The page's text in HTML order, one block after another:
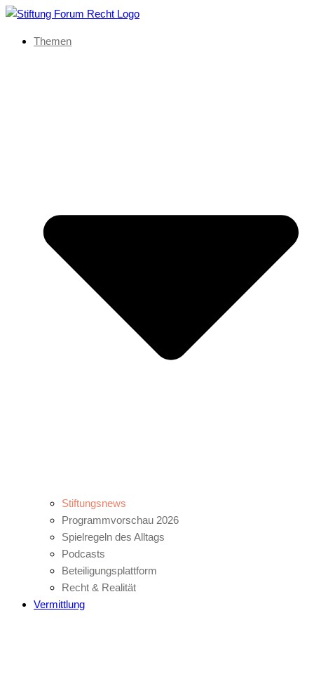
Themen
Stiftungsnews
Programmvorschau 2026
Spielregeln des Alltags
Podcasts
Beteiligungsplattform
Recht & Realität
Vermittlung